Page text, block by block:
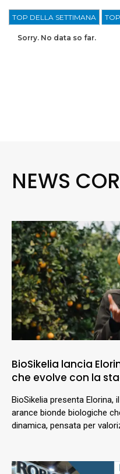
TOP DELLA SETTIMANA
Sorry. No data so far.
NEWS
BioSikelia lancia
che evolve con la
BioSikelia presenta Elorina,
arance bionde biologiche
dinamica, pensata per